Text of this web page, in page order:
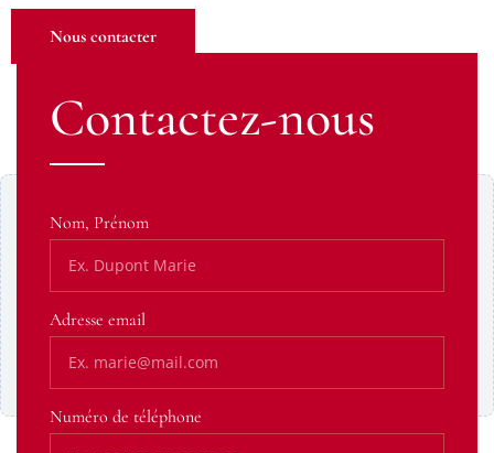
Nous contacter
Contenu Google Maps bloqué
déposer des cookies. Affichez-le pour continuer.
Contactez-nous
Nom, Prénom
Adresse email
Numéro de téléphone